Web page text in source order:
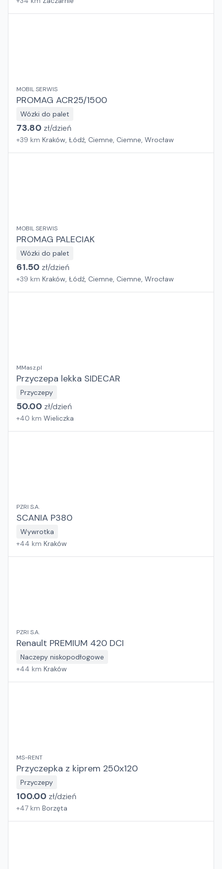
MOBIL SERWIS
PROMAG ACR25/1500
Wózki do palet
73.80 zł/dzień
+39 km Kraków, Łódź, Ciemne, Ciemne, Wrocław
MOBIL SERWIS
PROMAG PALECIAK
Wózki do palet
61.50 zł/dzień
+39 km Kraków, Łódź, Ciemne, Ciemne, Wrocław
MMasz.pl
Przyczepa lekka SIDECAR
Przyczepy
50.00 zł/dzień
+40 km Wieliczka
PZRI S.A.
SCANIA P380
Wywrotka
+44 km Kraków
PZRI S.A.
Renault PREMIUM 420 DCI
Naczepy niskopodłogowe
+44 km Kraków
MS-RENT
Przyczepka z kiprem 250x120
Przyczepy
100.00 zł/dzień
+47 km Borzęta